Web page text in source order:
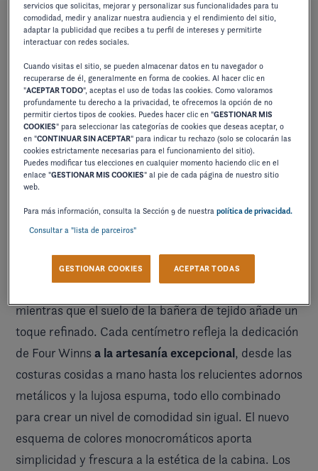
cuidadosos detalles de diseño. Las alfombrillas de la
plataforma de baño son suaves pero antideslizantes,
mientras que el suelo de la bañera de tejido añade un
toque refinado. Cada centímetro refleja la dedicación
de Four Winns a la artesanía excepcional, desde las
costuras cosidas a mano hasta los relucientes adornos
metálicos y la lujosa espuma, todo ello combinado
para crear un nivel de comodidad sin igual. El nuevo
esquema de colores monocromáticos aporta
simplicidad y frescura a la estética de la cabina. Los
servicios que solicitas, mejorar y personalizar sus funcionalidades para tu
comodidad, medir y analizar nuestra audiencia y el rendimiento del sitio,
adaptar la publicidad que recibes a tu perfil de intereses y permitirte
interactuar con redes sociales.
Cuando visitas el sitio, se pueden almacenar datos en tu navegador o
recuperarse de él, generalmente en forma de cookies. Al hacer clic en
"ACEPTAR TODO", aceptas el uso de todas las cookies. Como valoramos
profundamente tu derecho a la privacidad, te ofrecemos la opción de no
permitir ciertos tipos de cookies. Puedes hacer clic en "GESTIONAR MIS
COOKIES" para seleccionar las categorías de cookies que deseas aceptar, o
en "CONTINUAR SIN ACEPTAR" para indicar tu rechazo (solo se colocarán las
cookies estrictamente necesarias para el funcionamiento del sitio).
Puedes modificar tus elecciones en cualquier momento haciendo clic en el
enlace "GESTIONAR MIS COOKIES" al pie de cada página de nuestro sitio
web.
Para más información, consulta la Sección 9 de nuestrapolítica de privacidad.
Consultar a "lista de parceiros"
GESTIONAR COOKIES ACEPTAR TODAS